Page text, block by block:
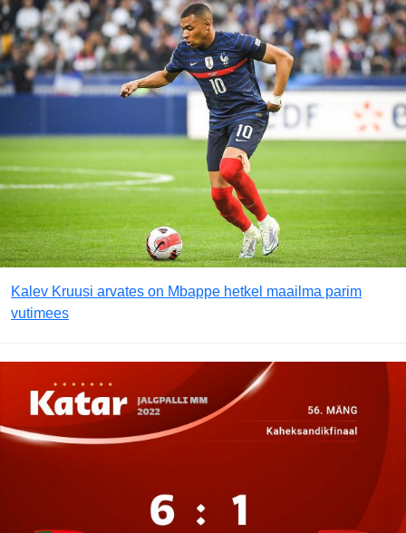
Kalev Kruusi arvates on Mbappe hetkel maailma parim
vutimees